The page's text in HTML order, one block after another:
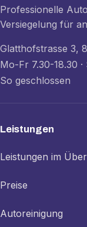
Professionelle
Versiegelung für
Glatthofstrasse 3,
Mo-Fr 7.30-18.30
So geschlossen
Leistungen
Leistungen im
Preise
Autoreinigung